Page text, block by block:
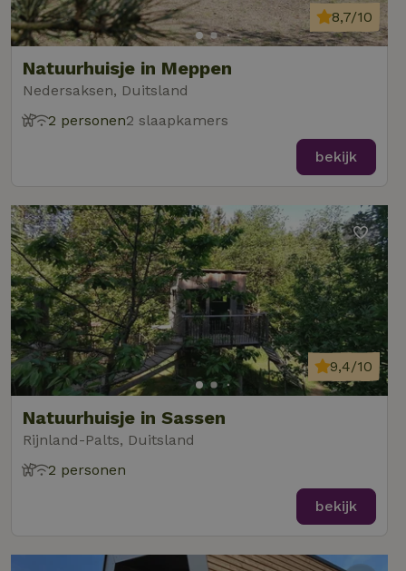
Natuurhuisje in Meppen
Nedersaksen, Duitsland
8,7/10
2 personen2 slaapkamers
bekijk
Natuurhuisje in Sassen
Rijnland-Palts, Duitsland
9,4/10
2 personen
bekijk